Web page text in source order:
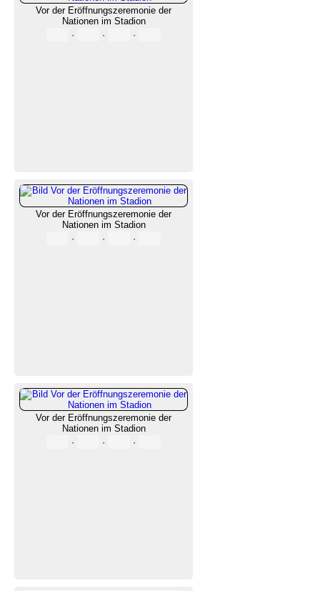
Vor der Eröffnungszeremonie der
Nationen im Stadion
·
· ·
Vor der Eröffnungszeremonie der
Nationen im Stadion
·
· ·
Vor der Eröffnungszeremonie der
Nationen im Stadion
·
· ·